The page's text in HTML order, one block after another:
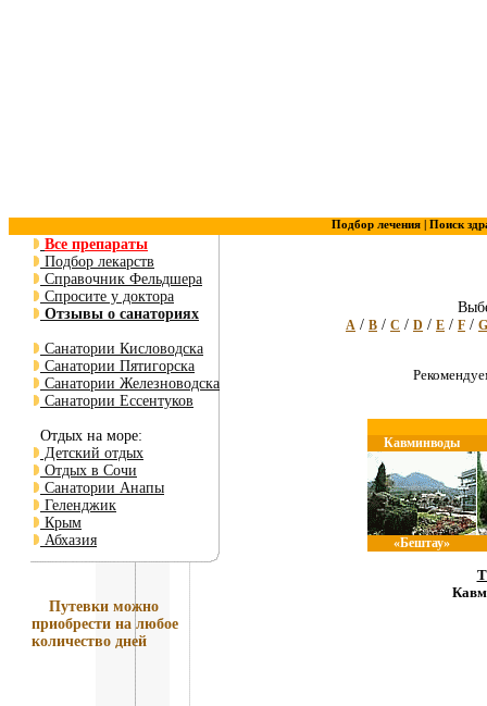
Подбор лечения | Поиск
Все препараты
Подбор лекарств
Справочник Фельдшера
Спросите у доктора
Отзывы о санаториях
Санатории Кисловодска
Санатории Пятигорска
Санатории Железноводска
Санатории Ессентуков
Отдых на море:
Детский отдых
Отдых в Сочи
Санатории Анапы
Геленджик
Крым
Абхазия
Путевки можно
приобрести на любое
количество дней
A / B / C / D / E / F / G
Кавминводы
«Бештау»